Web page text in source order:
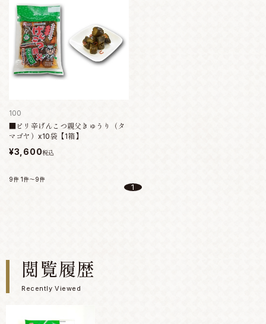
100
■ピリ辛げんこつ親父きゅうり（タ
マゴヤ）x10袋【1箱】
¥3,600税込
9件 1件～9件
1
閲覧履歴
Recently Viewed